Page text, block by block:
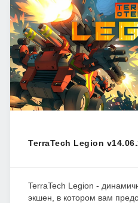
TerraTech Legion
TerraTech Legion -
экшен, в котором вам